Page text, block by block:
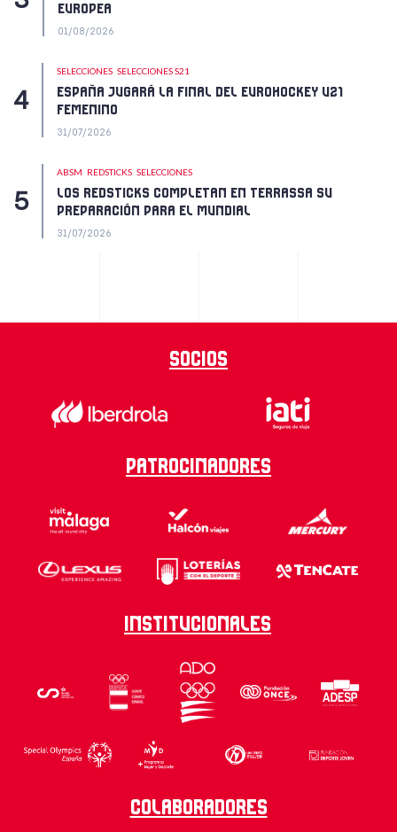
EUROPEA
01/08/2026
SELECCIONES SELECCIONES S21
ESPAÑA JUGARÁ LA FINAL DEL EUROHOCKEY U21
FEMENINO
31/07/2026
ABSM REDSTICKS SELECCIONES
LOS REDSTICKS COMPLETAN EN TERRASSA SU
PREPARACIÓN PARA EL MUNDIAL
31/07/2026
Socios
Patrocinadores
Institucionales
Colaboradores